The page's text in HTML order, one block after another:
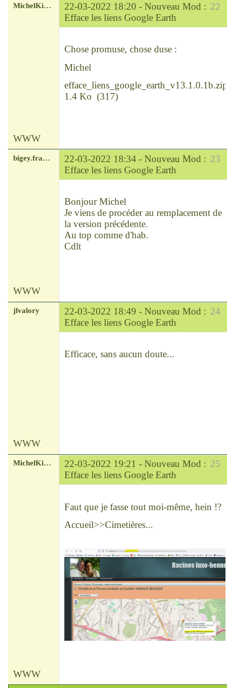
22
MichelKirsch 22-03-2022 18:20 - Nouveau Mod :
Efface les liens Google Earth
Chose promuse, chose duse :
Michel
efface_liens_google_earth_v13.1.0.1b.zip
1.4 Ko (317)
WWW
23
bigey.francois 22-03-2022 18:34 - Nouveau Mod :
Efface les liens Google Earth
Bonjour Michel
Je viens de procéder au remplacement de
la version précédente.
Au top comme d'hab.
Cdlt
WWW
24
jlvalory 22-03-2022 18:49 - Nouveau Mod :
Efface les liens Google Earth
Efficace, sans aucun doute...
WWW
25
MichelKirsch 22-03-2022 19:21 - Nouveau Mod :
Efface les liens Google Earth
Faut que je fasse tout moi-même, hein !?
Accueil>>Cimetières...
WWW